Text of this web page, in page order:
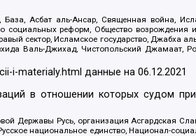
Асбат аль-Ансар, Священная война,
социальных реформ, Общество
сектор, Исламское государство,
Валь-Джихад, Чистопольский Джамаат,
i-materialy.html данные на06.12.2021
в отношении которых судом
Державы Русь, организация
национальное единство, Национал-